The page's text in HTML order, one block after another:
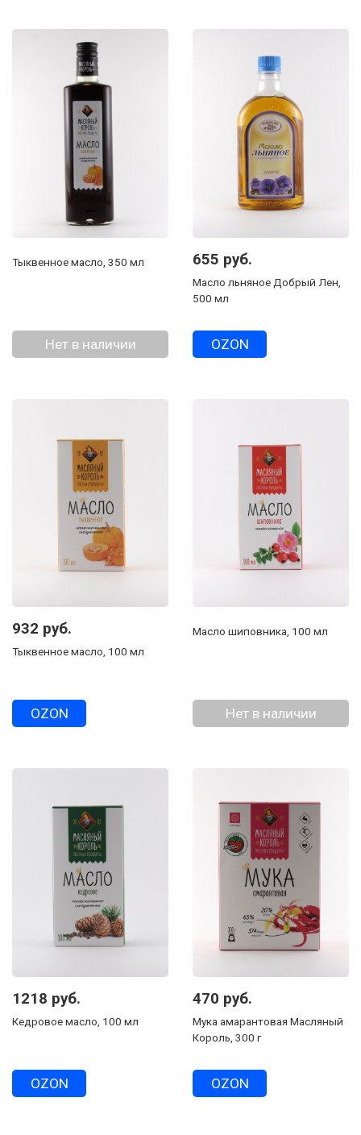
Тыквенное масло, 350 мл
Нет в наличии
655 руб.
Масло льняное Добрый Лен,
500 мл
OZON
932 руб.
Тыквенное масло, 100 мл
OZON
Масло шиповника, 100 мл
Нет в наличии
1218 руб.
Кедровое масло, 100 мл
OZON
470 руб.
Мука амарантовая Масляный
Король, 300 г
OZON